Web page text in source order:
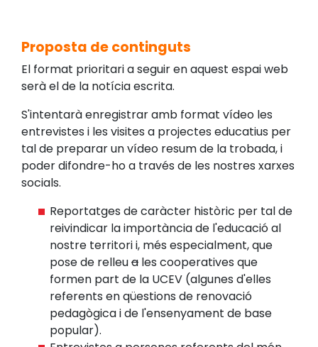
Proposta de continguts
El format prioritari a seguir en aquest espai web
serà el de la notícia escrita.
S'intentarà enregistrar amb format vídeo les
entrevistes i les visites a projectes educatius per
tal de preparar un vídeo resum de la trobada, i
poder difondre-ho a través de les nostres xarxes
socials.
Reportatges de caràcter històric per tal de
reivindicar la importància de l'educació al
nostre territori i, més especialment, que
pose de relleua les cooperatives que
formen part de la UCEV (algunes d'elles
referents en qüestions de renovació
pedagògica i de l'ensenyament de base
popular).